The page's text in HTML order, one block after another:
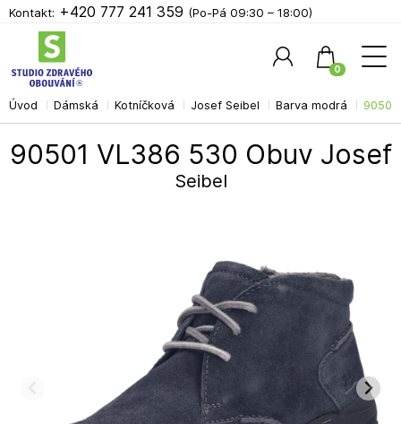
Úvod Dámská Kotníčková Josef Seibel Barva modrá
90501 VL386 530 Obuv Josef
Seibel
Kontakt: +420 777 241 359 (Po-Pá 09:30 – 18:00)
0